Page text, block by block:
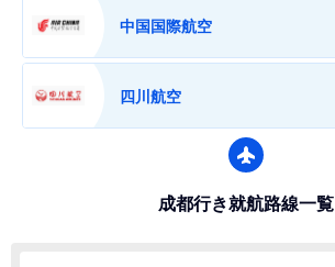
中国国際航空
四川航空
成都行き就航路線一覧